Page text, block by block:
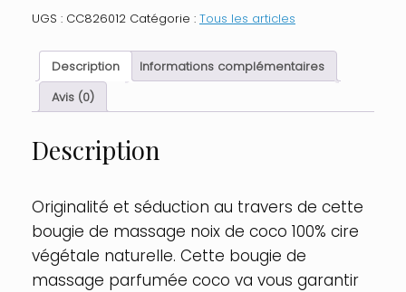
massage
80ml
Taille
TU,
:
Noix
UGS : CC826012 Catégorie : Tous les articles
Description
Informations complémentaires
Avis (0)
Description
Originalité et séduction au travers de cette
bougie de massage noix de coco 100% cire
végétale naturelle. Cette bougie de
massage parfumée coco va vous garantir